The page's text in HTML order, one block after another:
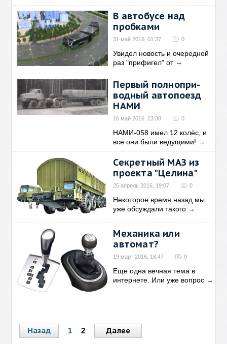
В автобусе над
пробками
31 май 2016, 01:37 0
Увидел новость и очередной
раз "прифигел" от→
Пер­вый пол­но­при­
вод­ный ав­то­по­езд
НАМИ
16 май 2016, 23:38 0
НАМИ-058 имел 12 колёс, и
все они были ведущими! →
Секретный МАЗ из
проекта "Целина"
25 апрель 2016, 19:07 0
Некоторое время назад мы
уже обсуждали такого →
Механика или
автомат?
19 март 2016, 18:47 0
Еще одна вечная тема в
интернете. Или уже вопрос →
Назад 1 2 Далее